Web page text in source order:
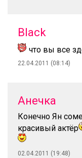
Black
что вы все
22.04.2011 (08:14)
Анечка
Конечно Ян
красивый актёр
02.04.2011 (19:48)